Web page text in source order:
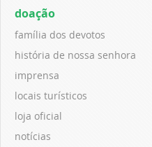
doação
família dos devotos
história de nossa senhora
imprensa
locais turísticos
loja oficial
notícias